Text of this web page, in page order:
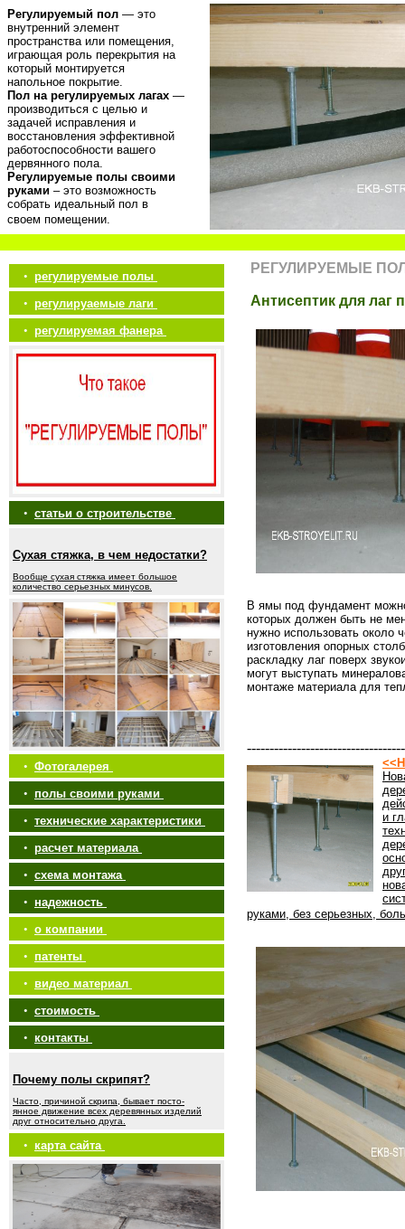
Регулируемый пол — это
внутренний элемент
пространства или помещения,
играющая роль перекрытия на
который монтируется
напольное покрытие.
Пол на регулируемых лагах —
производиться с целью и
задачей исправления и
восстановления эффективной
работоспособности вашего
дервянного пола.
Регулируемые полы своими
руками – это возможность
собрать идеальный пол в
своем помещении.
• регулируемые полы
• регулируаемые лаги
• регулируемая фанера
• статьи о строительстве
Сухая стяжка, в чем недостатки?
Вообще сухая стяжка имеет большое
количество серьезных минусов.
• Фотогалерея
• полы своими руками
• технические характеристики
• расчет материала
• схема монтажа
• надежность
• о компании
• патенты
• видео материал
• стоимость
• контакты
Почему полы скрипят?
Часто, причиной скрипа, бывает посто-
янное движение всех деревянных изделий
друг относительно друга.
• карта сайта
РЕГУЛИРУЕМЫЕ
Антисептик для лаг
В ямы под фундамент
которых должен быть не
нужно использовать около
изготовления опорных
раскладку лаг поверх
могут выступать
монтаже материала для
и
руками, без серьезных,